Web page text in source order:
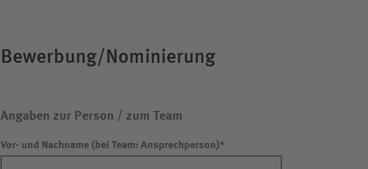
Bewerbung/Nominierung
Angaben zur Person / zum Team
Vor- und Nachname (bei Team: Ansprechperson)
Erneut versuchen